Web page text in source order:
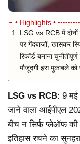
LSG vs RCB में दोनों
पर गेंदबाजों, खासकर
रिकॉर्ड बनाना
मौजूदगी इस मुकाबले
LSG vs RCB: 9
जाने वाला आईपीएल
बीच न सिर्फ प्लेऑफ की
इतिहास रचने का